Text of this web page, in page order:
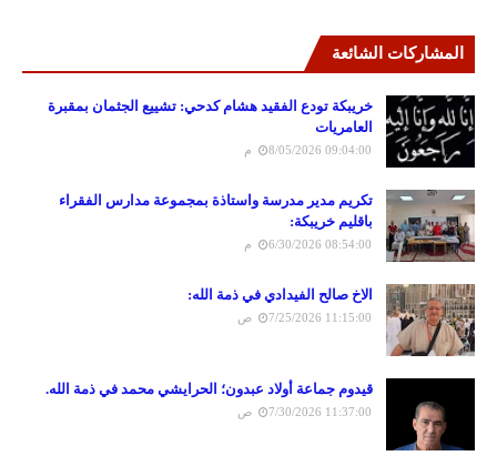
المشاركات الشائعة
خريبكة تودع الفقيد هشام كدحي: تشييع الجثمان بمقبرة
العامريات
8/05/2026 09:04:00 م
تكريم مدير مدرسة واستاذة بمجموعة مدارس الفقراء
باقليم خريبكة:
6/30/2026 08:54:00 م
الاخ صالح الفيدادي في ذمة الله:
7/25/2026 11:15:00 ص
قيدوم جماعة أولاد عبدون؛ الحرايشي محمد في ذمة الله.
7/30/2026 11:37:00 ص